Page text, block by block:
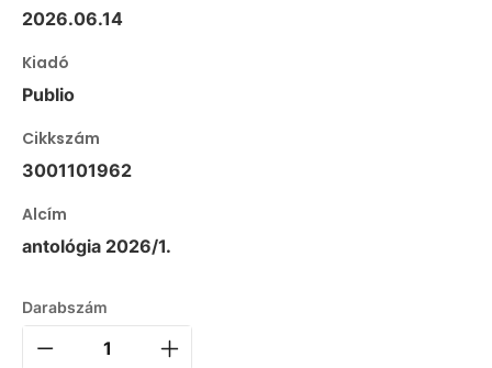
2026.06.14
Kiadó
Publio
Cikkszám
3001101962
Alcím
antológia 2026/1.
Darabszám